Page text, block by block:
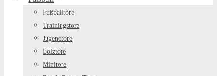
Fußballtore
Trainingstore
Jugendtore
Bolztore
Minitore